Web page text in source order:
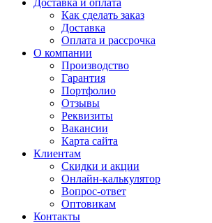
Доставка и оплата
Как сделать заказ
Доставка
Оплата и рассрочка
О компании
Производство
Гарантия
Портфолио
Отзывы
Реквизиты
Вакансии
Карта сайта
Клиентам
Скидки и акции
Онлайн-калькулятор
Вопрос-ответ
Оптовикам
Контакты